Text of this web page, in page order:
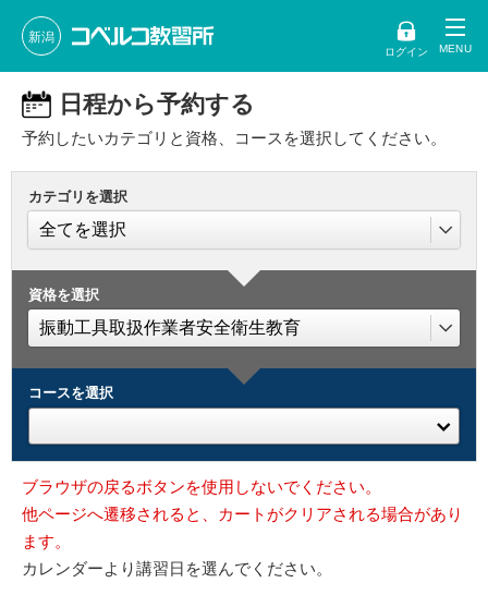
新潟
ログイン
日程から予約する
予約したいカテゴリと資格、コースを選択してください。
カテゴリを選択
資格を選択
コースを選択
ブラウザの戻るボタンを使用しないでください。
他ページへ遷移されると、カートがクリアされる場合があり
ます。
カレンダーより講習日を選んでください。